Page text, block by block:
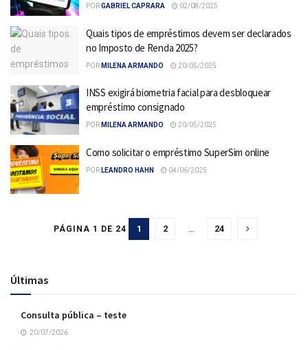
PORGABRIEL CAPRARA 02/08/2025
Quais tipos de empréstimos devem ser declarados
no Imposto de Renda 2025?
POR MILENA ARMANDO 20/05/2025
INSS exigirá biometria facial para desbloquear
empréstimo consignado
POR MILENA ARMANDO 20/05/2025
Como solicitar o empréstimo SuperSim online
POR LEANDRO HAHN 04/06/2025
PÁGINA 1 DE 24 1 2 … 24
Últimas
Consulta pública – teste
20/07/2026